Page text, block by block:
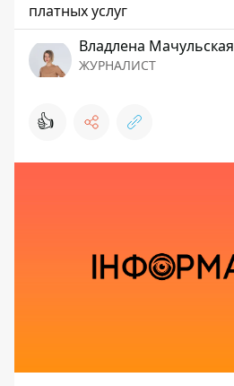
платных услуг
Владлена Мачульская
ЖУРНАЛИСТ
👍